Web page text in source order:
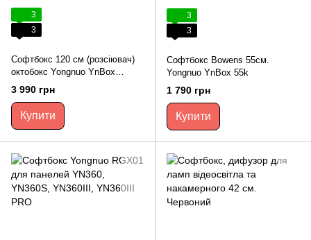
3
3
Софтбокс 120 см (розсіювач)
октобокс Yongnuo YnBox
YN120K з байонетом Bowens
3 990 грн
Купити
3
3
Софтбокс Bowens 55см.
Yongnuo YnBox 55k
1 790 грн
Купити